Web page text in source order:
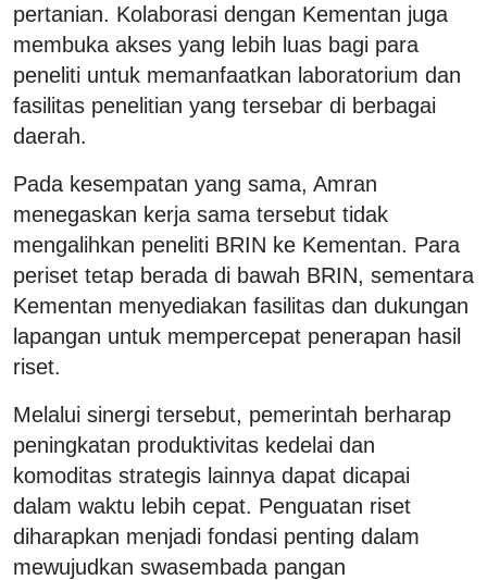
pertanian. Kolaborasi dengan Kementan juga
membuka akses yang lebih luas bagi para
peneliti untuk memanfaatkan laboratorium dan
fasilitas penelitian yang tersebar di berbagai
daerah.
Pada kesempatan yang sama, Amran
menegaskan kerja sama tersebut tidak
mengalihkan peneliti BRIN ke Kementan. Para
periset tetap berada di bawah BRIN, sementara
Kementan menyediakan fasilitas dan dukungan
lapangan untuk mempercepat penerapan hasil
riset.
Melalui sinergi tersebut, pemerintah berharap
peningkatan produktivitas kedelai dan
komoditas strategis lainnya dapat dicapai
dalam waktu lebih cepat. Penguatan riset
diharapkan menjadi fondasi penting dalam
mewujudkan swasembada pangan